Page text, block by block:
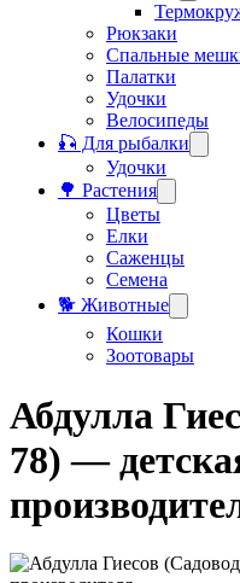
Рюкзаки
Спальные
Палатки
Удочки
Велосипеды
🎣 Для рыбалки
Удочки
🌳 Растения
Цветы
Елки
Саженцы
Семена
🐕 Животные
Кошки
Зоотовары
Абдулла
78) —